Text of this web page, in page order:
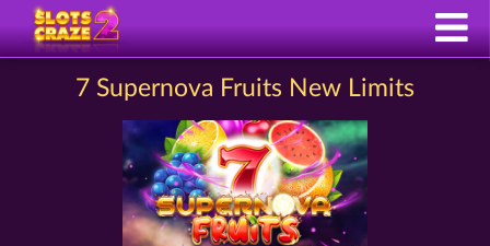
7 Supernova Fruits New Limits